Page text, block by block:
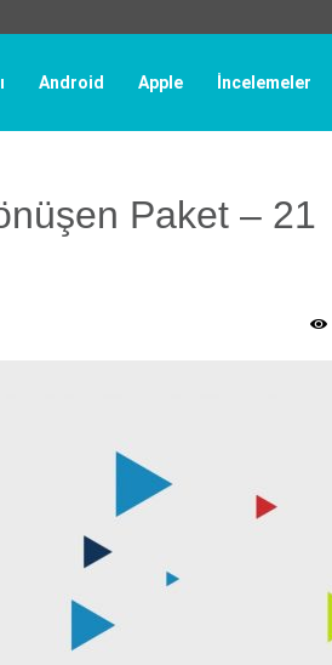
Android Apple İncelemeler
Paket – 21